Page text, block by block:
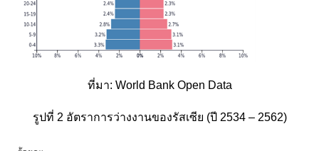
ที่มา: World Bank Open Data
รูปที่ 2 อัตราการว่างงานของรัสเซีย (ปี 2534 – 2562)